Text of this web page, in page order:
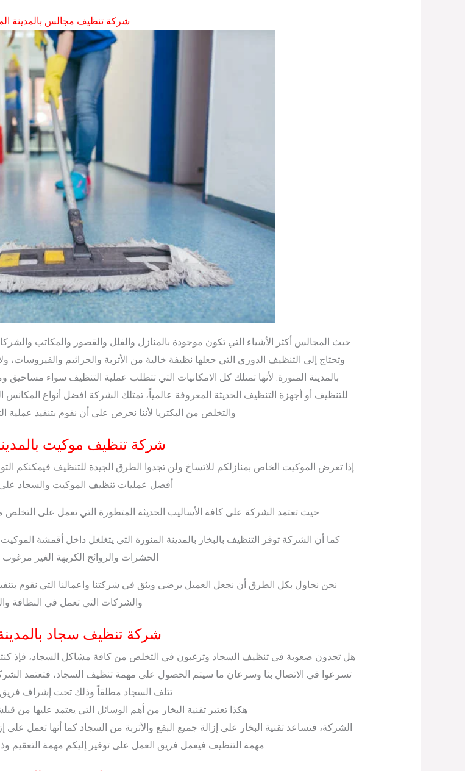
شركة تنظيف مجالس بالمدينة
حيث المجالس أكثر الأشياء التي تكون موجودة بالمنازل والفلل والقصور والمكاتب
وتحتاج إلى التنظيف الدوري التي جعلها نظيفة خالية من الأتربة والجراثيم
بالمدينة المنورة. لأنها تمتلك كل الامكانيات التي تتطلب عملية التنظيف سواء
للتنظيف أو أجهزة التنظيف الحديثة المعروفة عالمياً، تمتلك الشركة افضل أنواع
والتخلص من البكتريا لأننا نحرص على أن نقوم بتنفيذ عملية
شركة تنظيف موكيت
إذا تعرض الموكيت الخاص بمنازلكم للاتساخ ولن تجدوا الطرق الجيدة للتنظيف فيمكنكم
أفضل عمليات تنظيف الموكيت والسجاد
حيث تعتمد الشركة على كافة الأساليب الحديثة المتطورة التي تعمل على التخلص
كما أن الشركة توفر التنظيف بالبخار بالمدينة المنورة التي يتغلغل داخل أقمشة
الحشرات والروائح الكريهة الغير
نحن نحاول بكل الطرق أن نجعل العميل يرضى ويثق في شركتنا واعمالنا التي نقوم
والشركات التي تعمل في النظافة
شركة تنظيف سجاد
هل تجدون صعوبة في تنظيف السجاد وترغبون في التخلص من كافة مشاكل السجاد، فإذ
تسرعوا في الاتصال بنا وسرعان ما سيتم الحصول على مهمة تنظيف السجاد، فتعتمد
تتلف السجاد مطلقاً وذلك تحت إشراف فريق
هكذا تعتبر تقنية البخار من أهم الوسائل التي يعتمد عليها من
الشركة، فتساعد تقنية البخار على إزالة جميع البقع والأتربة من السجاد كما أنها تعمل على
مهمة التنظيف فيعمل فريق العمل على توفير إليكم مهمة التعقيم